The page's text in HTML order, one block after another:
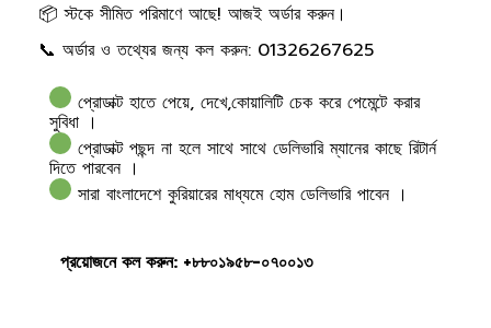
📦 স্টকে সীমিত পরিমাণে আছে! আজই অর্ডার করুন।
📞 অর্ডার ও তথ্যের জন্য কল করুন: 01326267625
প্রোডাক্ট হাতে পেয়ে, দেখে,কোয়ালিটি চেক করে পেমেন্টে করার
সুবিধা ।
প্রোডাক্ট পছন্দ না হলে সাথে সাথে ডেলিভারি ম্যানের কাছে রিটার্ন
দিতে পারবেন ।
সারা বাংলাদেশে কুরিয়ারের মাধ্যমে হোম ডেলিভারি পাবেন ।
প্রয়োজনে কল করুন: +৮৮০১৯৫৮-০৭০০১৩